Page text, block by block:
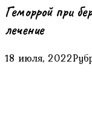
Геморрой при
лечение
18 июля, 2022